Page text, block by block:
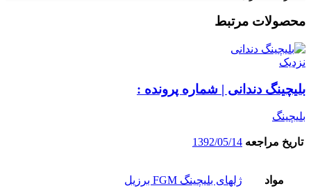
محصولات مرتبط
نزدیک
بلیچینگ دندانی | شماره پرونده :
بلیچینگ
تاریخ مراجعه 1392/05/14
مواد ژلهای بلیچینگ FGM برزیل